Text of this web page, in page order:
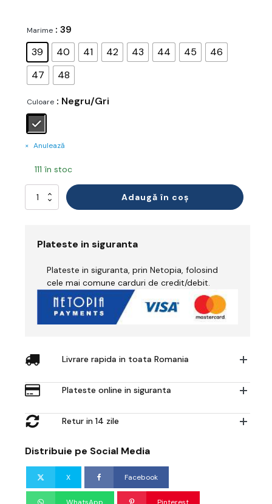
Marime : 39
39
40 41 42 43 44 45
46
47
48
Culoare : Negru/Gri
Anulează
111 în stoc
Cantitate
Shoe
Adaugă în coș
Plateste in siguranta
Plateste in siguranta, prin Netopia, folosind
cele mai comune carduri de credit/debit.
Livrare rapida in toata Romania
Plateste online in siguranta
Retur in 14 zile
Distribuie pe Social Media
X Facebook
WhatsApp Pinterest